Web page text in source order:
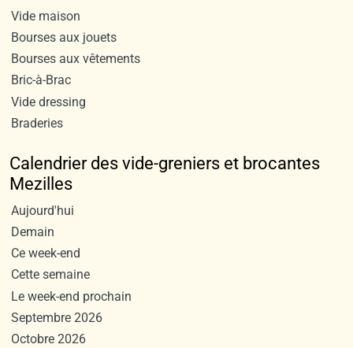
Vide maison
Bourses aux jouets
Bourses aux vêtements
Bric-à-Brac
Vide dressing
Braderies
Calendrier des vide-greniers et brocantes
Mezilles
Aujourd'hui
Demain
Ce week-end
Cette semaine
Le week-end prochain
Septembre 2026
Octobre 2026